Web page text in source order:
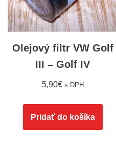
Olejový filtr VW Golf
III – Golf IV
5,90€ s DPH
Pridať do košíka